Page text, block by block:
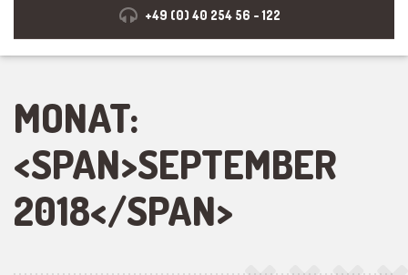
+49 (0) 40 254 56 - 122
MONAT:
<SPAN>SEPTEMBER
2018</SPAN>